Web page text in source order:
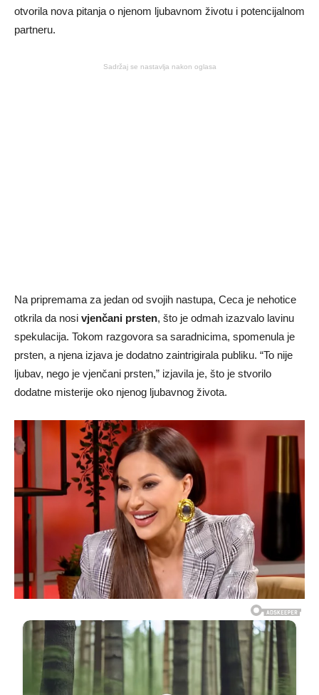
otvorila nova pitanja o njenom ljubavnom životu i potencijalnom
partneru.
Sadržaj se nastavlja nakon oglasa
Na pripremama za jedan od svojih nastupa, Ceca je nehotice
otkrila da nosi vjenčani prsten, što je odmah izazvalo lavinu
spekulacija. Tokom razgovora sa saradnicima, spomenula je
prsten, a njena izjava je dodatno zaintrigirala publiku. “To nije
ljubav, nego je vjenčani prsten,” izjavila je, što je stvorilo
dodatne misterije oko njenog ljubavnog života.